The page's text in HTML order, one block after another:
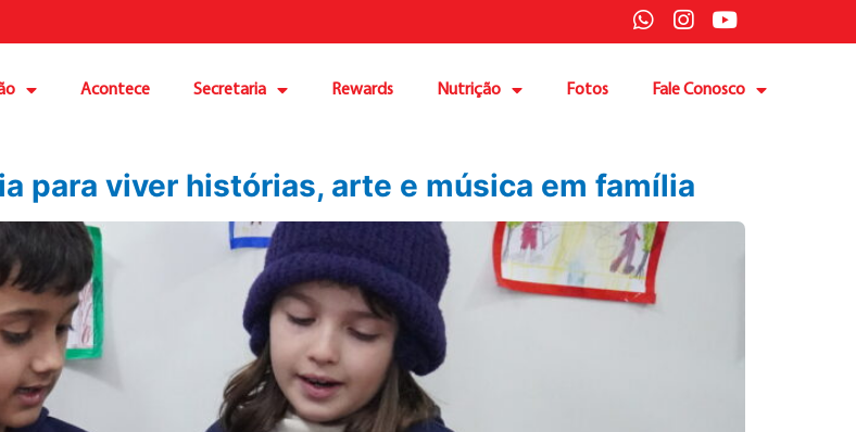
Acontece Secretaria Rewards Nutrição Fotos Fale Conosco
para viver histórias, arte e música em família